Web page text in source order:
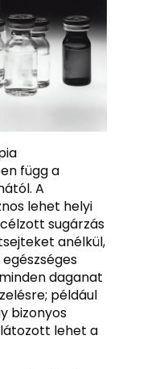
függ a
A
lehet helyi
sugárzás
anélkül,
daganat
például
bizonyos
lehet a